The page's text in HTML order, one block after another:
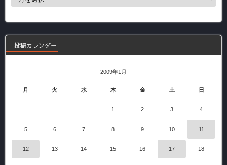
事
投稿カレンダー
2009年1月
月 火 水 木 金 土 日
1 2 3 4
5 6 7 8 9 10 11
12 13 14 15 16 17 18